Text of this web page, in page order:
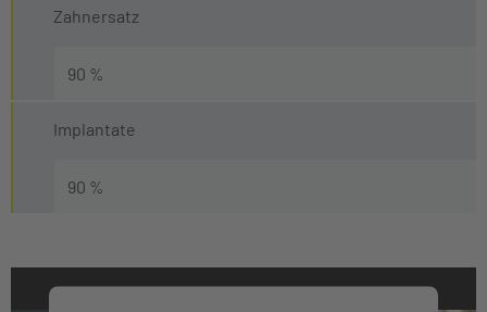
Zahnersatz
90 %
Implantate
90 %